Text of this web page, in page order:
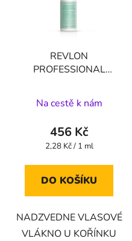
REVLON
PROFESSIONAL
MAGNIFYING
MICELLAR SHAMPOO
Na cestě k nám
456 Kč
Měrná
2,28 Kč / 1 ml
DO KOŠÍKU
NADZVEDNE VLASOVÉ
VLÁKNO U KOŘÍNKU